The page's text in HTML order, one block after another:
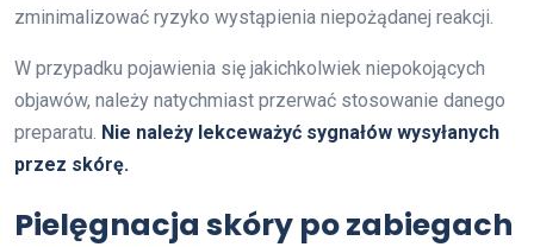
zminimalizować ryzyko wystąpienia niepożądanej reakcji.
W przypadku pojawienia się jakichkolwiek niepokojących
objawów, należy natychmiast przerwać stosowanie danego
preparatu. Nie należy lekceważyć sygnałów wysyłanych
przez skórę.
Pielęgnacja skóry po zabiegach